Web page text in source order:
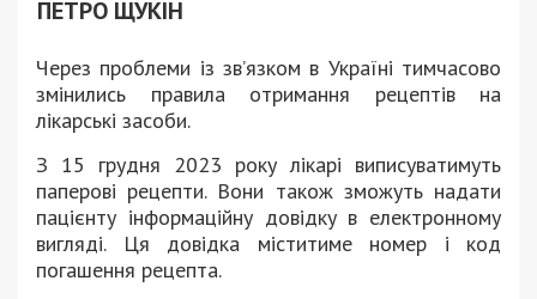
ПЕТРО ЩУКІН
Через проблеми із зв’язком в Україні тимчасово
змінились правила отримання рецептів на
лікарські засоби.
З 15 грудня 2023 року лікарі виписуватимуть
паперові рецепти. Вони також зможуть надати
пацієнту інформаційну довідку в електронному
вигляді. Ця довідка міститиме номер і код
погашення рецепта.